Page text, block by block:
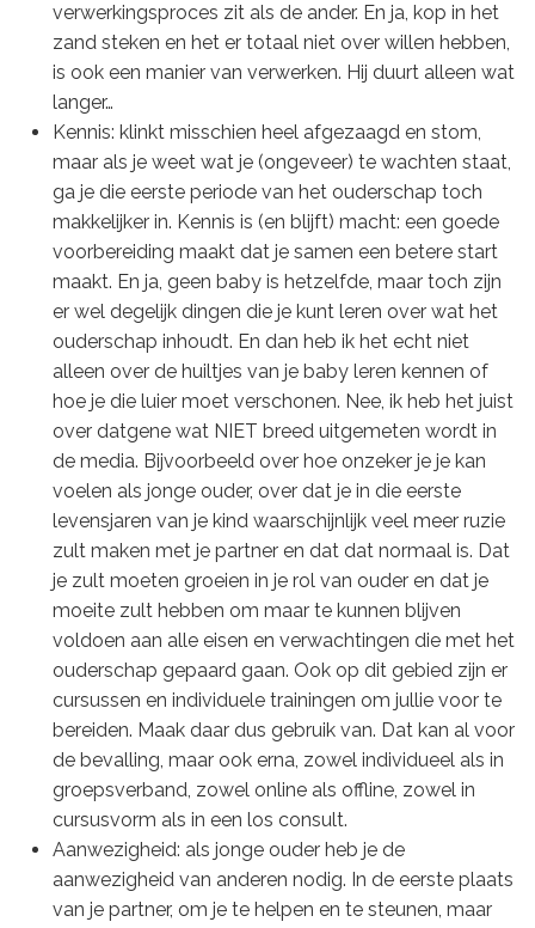
verwerkingsproces zit als de ander. En ja, kop in het
zand steken en het er totaal niet over willen hebben,
is ook een manier van verwerken. Hij duurt alleen wat
langer…
Kennis: klinkt misschien heel afgezaagd en stom,
maar als je weet wat je (ongeveer) te wachten staat,
ga je die eerste periode van het ouderschap toch
makkelijker in. Kennis is (en blijft) macht: een goede
voorbereiding maakt dat je samen een betere start
maakt. En ja, geen baby is hetzelfde, maar toch zijn
er wel degelijk dingen die je kunt leren over wat het
ouderschap inhoudt. En dan heb ik het echt niet
alleen over de huiltjes van je baby leren kennen of
hoe je die luier moet verschonen. Nee, ik heb het juist
over datgene wat NIET breed uitgemeten wordt in
de media. Bijvoorbeeld over hoe onzeker je je kan
voelen als jonge ouder, over dat je in die eerste
levensjaren van je kind waarschijnlijk veel meer ruzie
zult maken met je partner en dat dat normaal is. Dat
je zult moeten groeien in je rol van ouder en dat je
moeite zult hebben om maar te kunnen blijven
voldoen aan alle eisen en verwachtingen die met het
ouderschap gepaard gaan. Ook op dit gebied zijn er
cursussen en individuele trainingen om jullie voor te
bereiden. Maak daar dus gebruik van. Dat kan al voor
de bevalling, maar ook erna, zowel individueel als in
groepsverband, zowel online als offline, zowel in
cursusvorm als in een los consult.
Aanwezigheid: als jonge ouder heb je de
aanwezigheid van anderen nodig. In de eerste plaats
van je partner, om je te helpen en te steunen, maar